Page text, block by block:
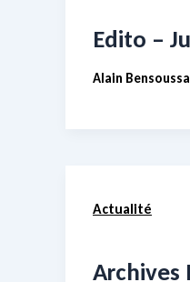
Edito –
Alain
Actualité
Archives